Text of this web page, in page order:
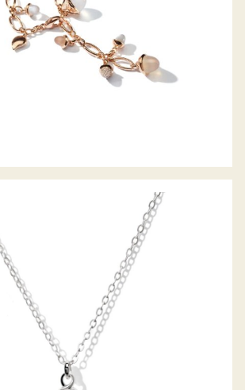
MY MIKADO COLLIER